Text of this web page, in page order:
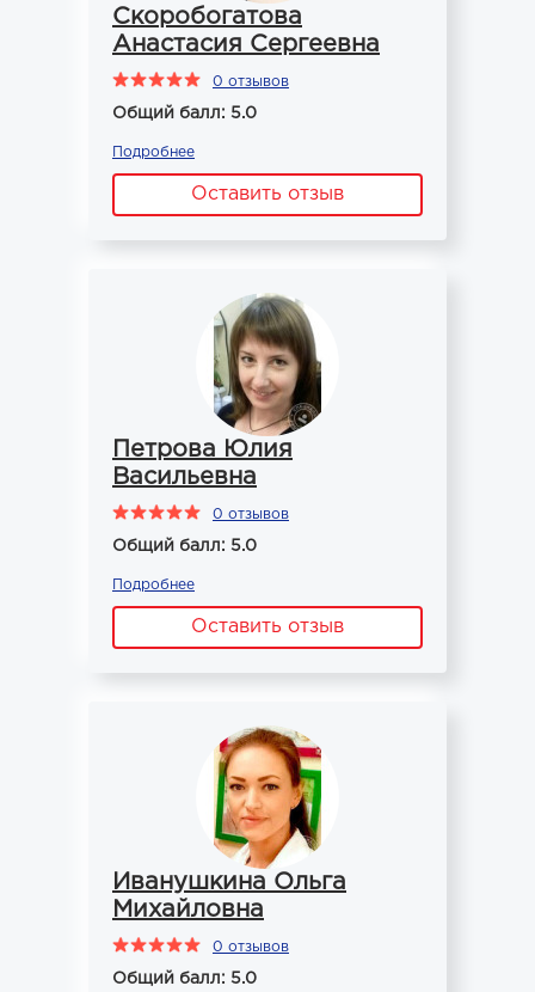
Скоробогатова
Анастасия Сергеевна
0 отзывов
Общий балл: 5.0
Подробнее
Оставить отзыв
Петрова Юлия
Васильевна
0 отзывов
Общий балл: 5.0
Подробнее
Оставить отзыв
Иванушкина Ольга
Михайловна
0 отзывов
Общий балл: 5.0